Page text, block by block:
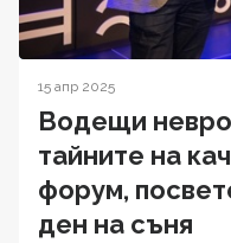
15 апр 2025
Водещи
тайните на
форум,
ден на съня